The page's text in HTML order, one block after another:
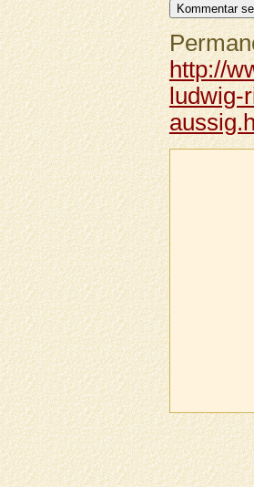
http://
ludwig-